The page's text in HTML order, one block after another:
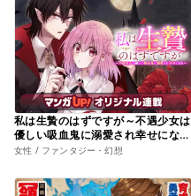
私は生贄のはずですが～不遇少女は
優しい吸血鬼に溺愛され幸せになる
～
女性 / ファンタジー・幻想